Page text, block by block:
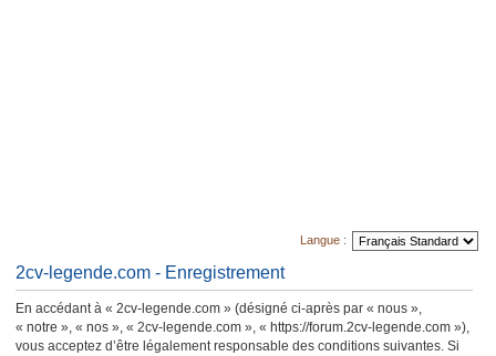
Langue :
2cv-legende.com - Enregistrement
En accédant à « 2cv-legende.com » (désigné ci-après par « nous »,
« notre », « nos », « 2cv-legende.com », « https://forum.2cv-legende.com »),
vous acceptez d’être légalement responsable des conditions suivantes. Si